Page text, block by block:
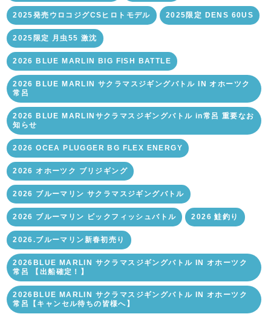
2025発売ウロコジグCSヒロトモデル 2025限定 DENS 60US
2025限定 月虫55 激沈
2026 BLUE MARLIN BIG FISH BATTLE
2026 BLUE MARLIN サクラマスジギングバトル IN オホーツク
常呂
2026 BLUE MARLINサクラマスジギングバトル in常呂 重要なお
知らせ
2026 OCEA PLUGGER BG FLEX ENERGY
2026 オホーツク ブリジギング
2026 ブルーマリン サクラマスジギングバトル
2026 ブルーマリン ビックフィッシュバトル 2026 鮭釣り
2026.ブルーマリン新春初売り
2026BLUE MARLIN サクラマスジギングバトル IN オホーツク
常呂 【出船確定！】
2026BLUE MARLIN サクラマスジギングバトル IN オホーツク
常呂【キャンセル待ちの皆様へ】